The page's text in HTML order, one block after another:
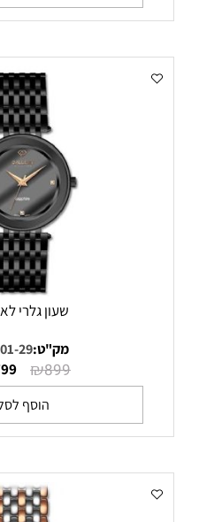
שעון גלרי
מק"ט:29
₪899
הוסף